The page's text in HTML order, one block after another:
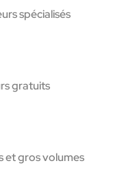
spécialisés
gratuits
et gros volumes